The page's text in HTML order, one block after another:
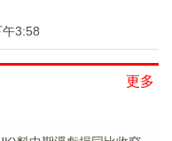
3:58
更多